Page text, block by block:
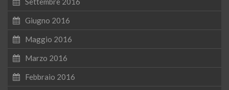
Giugno 2016
Maggio 2016
Marzo 2016
Febbraio 2016